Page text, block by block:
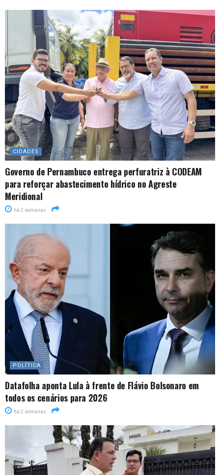
CIDADES
Governo de Pernambuco entrega perfuratriz à CODEAM
para reforçar abastecimento hídrico no Agreste
Meridional
há 2 semanas
POLÍTICA
Datafolha aponta Lula à frente de Flávio Bolsonaro em
todos os cenários para 2026
há 2 semanas